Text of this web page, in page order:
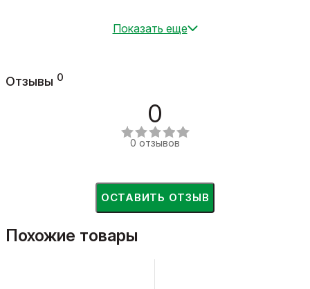
Показать еще
Отзывы 0
0
0 отзывов
ОСТАВИТЬ ОТЗЫВ
Похожие товары